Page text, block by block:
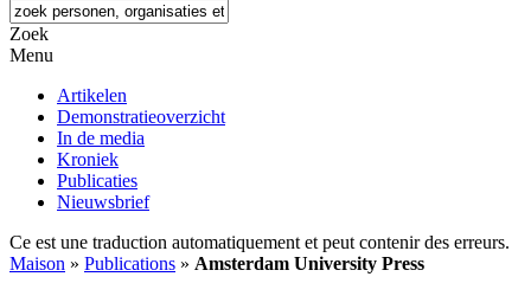
Zoek
Menu
Artikelen
Demonstratieoverzicht
In de media
Kroniek
Publicaties
Nieuwsbrief
Ce est une traduction automatiquement et peut contenir des erreurs.
Maison » Publications » Amsterdam University Press